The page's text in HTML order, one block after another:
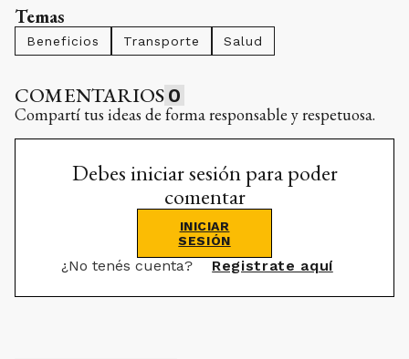
Temas
Beneficios Transporte Salud
COMENTARIOS 0
Compartí tus ideas de forma responsable y respetuosa.
Debes iniciar sesión para poder
comentar
INICIAR
SESIÓN
¿No tenés cuenta? Registrate aquí